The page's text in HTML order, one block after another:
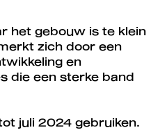
het gebouw is te klein
zich door een
en
die een sterke band
juli 2024 gebruiken.